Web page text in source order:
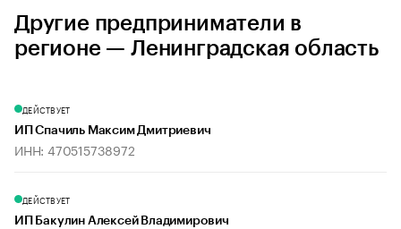
Другие предприниматели в
регионе — Ленинградская область
ДЕЙСТВУЕТ
ИП Спачиль Максим Дмитриевич
ИНН: 470515738972
ДЕЙСТВУЕТ
ИП Бакулин Алексей Владимирович